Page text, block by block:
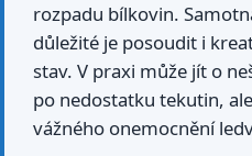
rozpadu bílkovin.
důležité je posoudit i
stav. V praxi může jít o
po nedostatku tekutin,
vážného onemocnění